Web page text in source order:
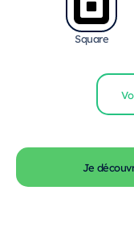
Square
Je